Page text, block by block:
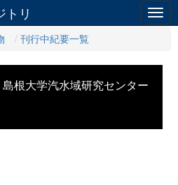
トリ
刊行中紀要一覧
島根大学汽水域研究センター